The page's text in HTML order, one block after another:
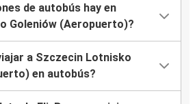
de autobús hay en
Goleniów (Aeropuerto)?
a Szczecin Lotnisko
en autobús?